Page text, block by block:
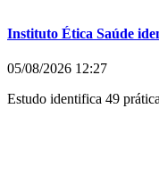
Instituto Ética Saúde
05/08/2026 12:27
Estudo identifica 49